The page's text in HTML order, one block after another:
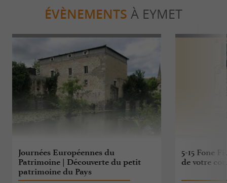
ÉVÈNEMENTS À EYMET
Journées Européennes du
Patrimoine | Découverte du petit
patrimoine du Pays
5-15 Fone
de votre